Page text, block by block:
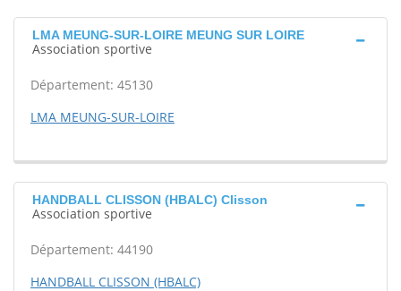
LMA MEUNG-SUR-LOIRE MEUNG SUR LOIRE
Association sportive
Département: 45130
LMA MEUNG-SUR-LOIRE
HANDBALL CLISSON (HBALC) Clisson
Association sportive
Département: 44190
HANDBALL CLISSON (HBALC)